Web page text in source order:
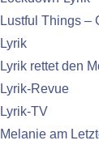
Lustful Things –
Lyrik
Lyrik rettet den
Lyrik-Revue
Lyrik-TV
Melanie am